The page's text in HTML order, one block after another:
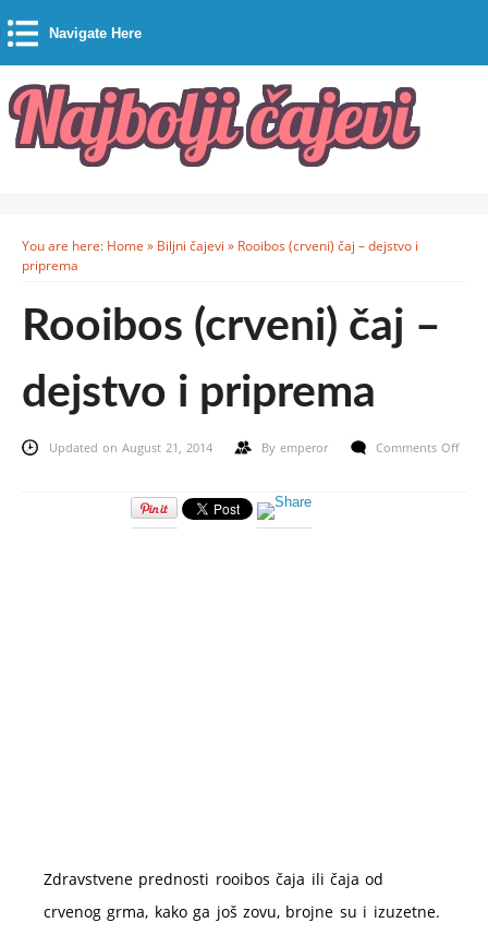
Navigate Here
You are here: Home » Biljni čajevi » Rooibos (crveni) čaj – dejstvo i
priprema
Rooibos (crveni) čaj –
dejstvo i priprema
Updated on August 21, 2014 By emperor
Comments Off
Zdravstvene prednosti rooibos čaja ili čaja od
crvenog grma, kako ga još zovu, brojne su i izuzetne.